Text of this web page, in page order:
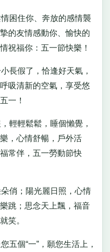
困住你、奔放的感情襲
的友情感動你、愉快的
祝福你：五一節快樂！
假了，恰逢好天氣，
吸清新的空氣，享受悠
一！
輕鬆鬆，睡個懶覺，
，心情舒暢，戶外活
常伴，五一勞動節快
俏；陽光麗日照，心情
跳；思念天上飄，福音
笑。
個“一”，願您生活上，